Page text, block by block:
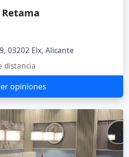
03202 Elx, Alicante
distancia
opiniones